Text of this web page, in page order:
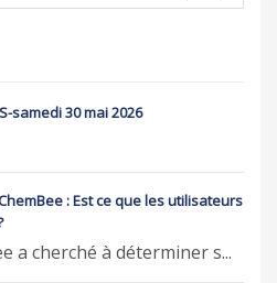
samedi 30 mai 2026
: Est ce que les utilisateurs
a cherché à déterminer s...